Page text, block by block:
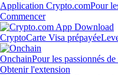
Application Crypto.comPour
Commencer
CryptoCarte Visa prépayée
OnchainPour les passionnés
Obtenir l'extension